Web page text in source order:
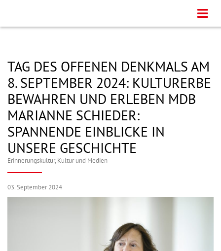
TAG DES OFFENEN DENKMALS AM
8. SEPTEMBER 2024: KULTURERBE
BEWAHREN UND ERLEBEN MDB
MARIANNE SCHIEDER:
SPANNENDE EINBLICKE IN
UNSERE GESCHICHTE
Erinnerungskultur, Kultur und Medien
03. September 2024